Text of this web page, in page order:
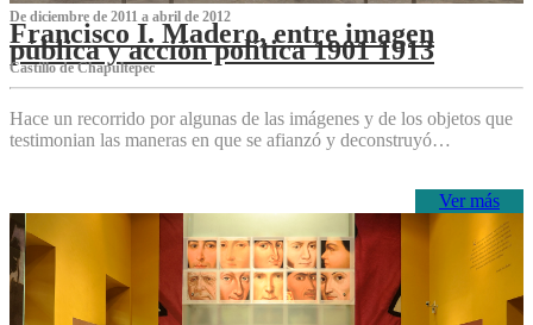
De diciembre de 2011 a abril de 2012
Francisco I. Madero, entre imagen
pública y acción política 1901 1913
Castillo de Chapultepec
Hace un recorrido por algunas de las imágenes y de los objetos que
testimonian las maneras en que se afianzó y deconstruyó…
Ver más